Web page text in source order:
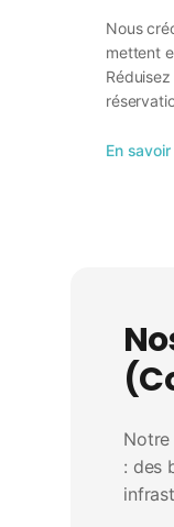
Nous
mettent
En
: des